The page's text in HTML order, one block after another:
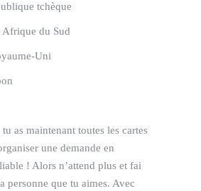
tchèque
Afrique du Sud
Uni
as maintenant toutes les cartes
une demande en
! Alors n’attend plus et fai
personne que tu aimes. Avec